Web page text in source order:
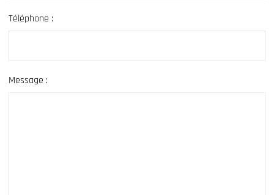
Téléphone :
Message :